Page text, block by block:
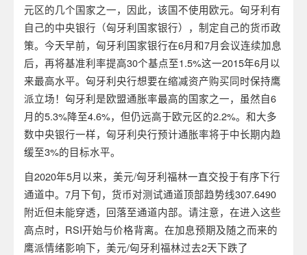
元区的几个国家之一，因此，该国不使用欧元。匈牙利有
自己的中央银行（匈牙利国家银行），制定自己的货币政
策。今天早前，匈牙利国家银行在6月和7月会议连续加息
后，再将基准利率提高30个基点至1.5%这一2015年6月以
来最高水平。匈牙利央行想要在缩减资产购买同时保持鹰
派立场！匈牙利是欧盟通胀率最高的国家之一，虽然自6
月的5.3%降至4.6%，但仍远高于欧元区的2.2%。和大多
数中央银行一样，匈牙利央行预计通胀率将于中长期内趋
缓至3%的目标水平。
自2020年5月以来，美元/匈牙利福林一直交投于有序下行
通道中。7月下旬，货币对测试通道顶部趋势线307.6490
附近但未能穿透，回落至通道内部。请注意，在进入这些
高点时，RSI开始与价格背离。在加息预期及随之而来的
鹰派情绪影响下，美元/匈牙利福林过去2天下跌了